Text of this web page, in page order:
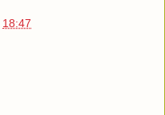
18:47